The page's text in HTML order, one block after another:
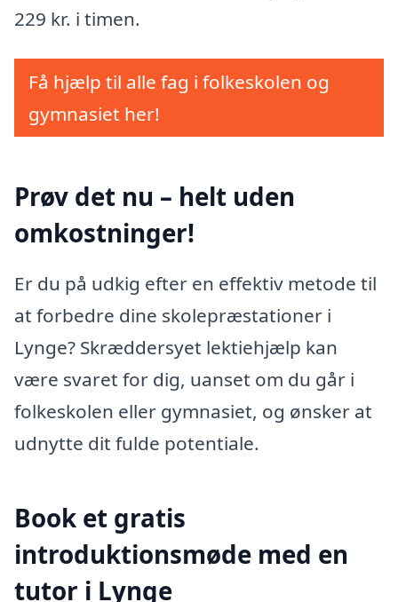
229 kr. i timen.
Få hjælp til alle fag i folkeskolen og
gymnasiet her!
Prøv det nu – helt uden
omkostninger!
Er du på udkig efter en effektiv metode til
at forbedre dine skolepræstationer i
Lynge? Skræddersyet lektiehjælp kan
være svaret for dig, uanset om du går i
folkeskolen eller gymnasiet, og ønsker at
udnytte dit fulde potentiale.
Book et gratis
introduktionsmøde med en
tutor i Lynge